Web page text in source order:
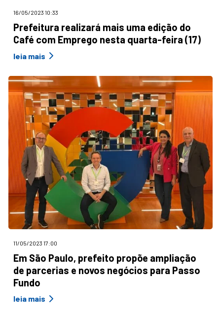
16/05/2023 10:33
Prefeitura realizará mais uma edição do
Café com Emprego nesta quarta-feira (17)
leia mais
11/05/2023 17:00
Em São Paulo, prefeito propõe ampliação
de parcerias e novos negócios para Passo
Fundo
leia mais